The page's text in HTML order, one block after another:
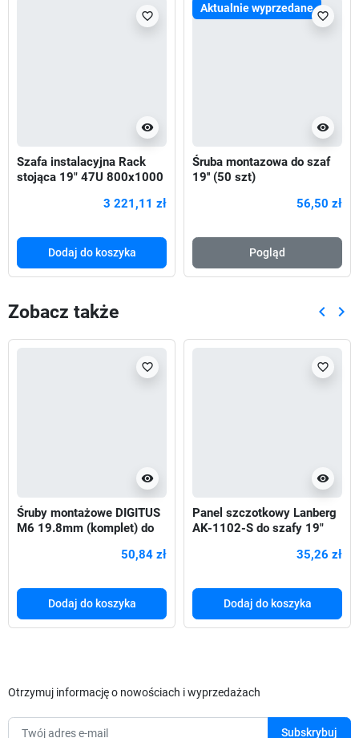
visibility
favorite_border
Szafa instalacyjna Rack
stojąca 19" 47U 800x1000
3 221,11 zł
Dodaj do koszyka
Aktualnie wyprzedane
visibility
favorite_border
Śruba montazowa do szaf
19'' (50 szt)
56,50 zł
Pogląd
Zobacz także keyboard_arrow_left keyboard_arrow_right
visibility
favorite_border
Śruby montażowe DIGITUS
M6 19.8mm (komplet) do
50,84 zł
Dodaj do koszyka
visibility
favorite_border
Panel szczotkowy Lanberg
AK-1102-S do szafy 19"
35,26 zł
Dodaj do koszyka
Otrzymuj informację o nowościach i wyprzedażach